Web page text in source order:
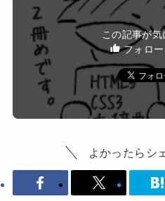
この記事が気
フォロー
よかったらシ